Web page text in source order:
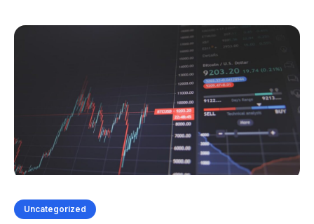
Uncategorized